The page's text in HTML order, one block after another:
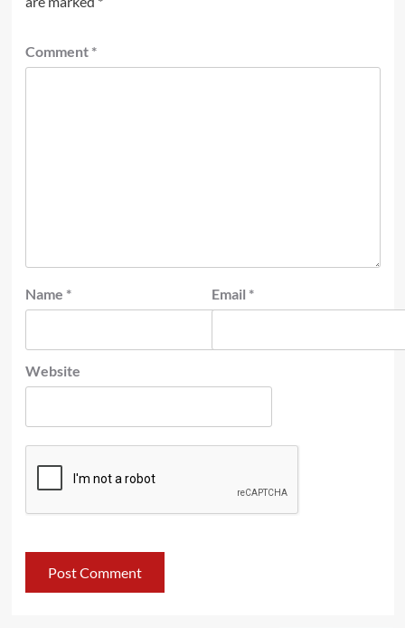
Comment *
Name * Email *
Website